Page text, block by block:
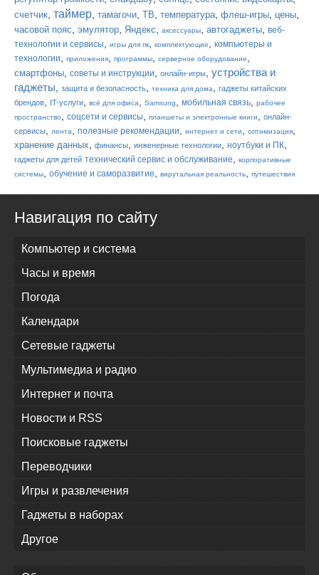
счетчик, таймер, тамагочи, ТВ, температура, флеш-игры, цены,
часовой пояс, эмулятор, Яндекс, аксессуары, автогаджеты, веб-
технологии и сервисы, игры для пк, комплектующие, компьютеры и
технологии, приложения, программы, серверное оборудование,
смартфоны, советы и инструкции, онлайн-игры, устройства и
гаджеты, защита и безопасность, техника для дома, гаджеты китайских
брендов, IT-услуги, всё для офиса, Samsung, мобильная связь, рабочее
пространство, соцсети и сервисы, планшеты и электронные книги, онлайн-
сервисы, лента, полезные рекомендации, интернет и сети, оптимизация,
хранение данных, финансы, инженерные технологии, ноутбуки и ПК,
гаджеты для детей технический сервис и обслуживание, корпоративные
системы, обучение и саморазвитие, вирутальная реальность, путешествия
Навигация по сайту
Компьютер и система
Часы и время
Погода
Календари
Сетевые гаджеты
Мультимедиа и радио
Интернет и почта
Новости и RSS
Поисковые гаджеты
Переводчики
Игры и развлечения
Гаджеты в наборах
Другое